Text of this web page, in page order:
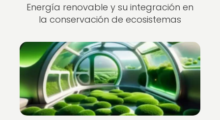
Energía renovable y su integración en
la conservación de ecosistemas